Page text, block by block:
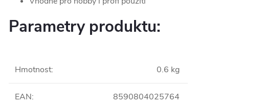
Parametry produktu:
Hmotnost: 0.6 kg
EAN: 8590804025764